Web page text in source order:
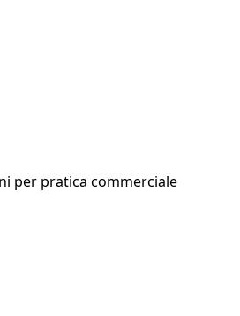
per pratica commerciale